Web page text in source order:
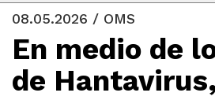
08.05.2026 / OMS
En medio de
de